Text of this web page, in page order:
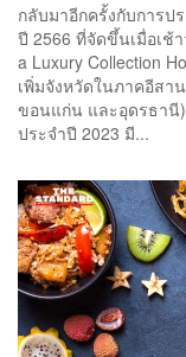
กลับมาอีกครั้งกับการป
ปี 2566 ที่จัดขึ้นเมื่อเช้
a Luxury Collection
เพิ่มจังหวัดในภาคอีส
ขอนแก่น และอุดรธานี
ประจำปี 2023 มี...